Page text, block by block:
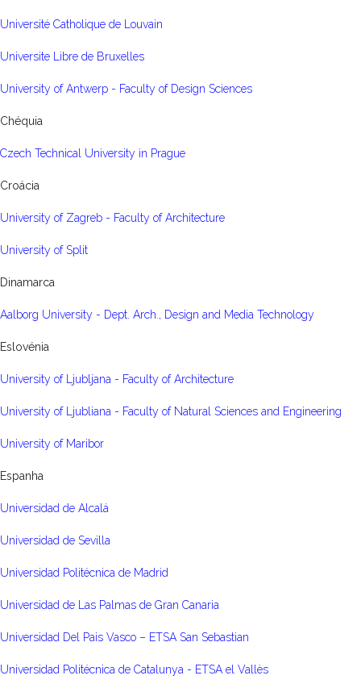
Université Catholique de Louvain
Universite Libre de Bruxelles
University of Antwerp - Faculty of Design Sciences
Chéquia
Czech Technical University in Prague
Croácia
University of Zagreb - Faculty of Architecture
University of Split
Dinamarca
Aalborg University - Dept. Arch., Design and Media Technology
Eslovénia
University of Ljubljana - Faculty of Architecture
University of Ljubliana - Faculty of Natural Sciences and Engineering
University of Maribor
Espanha
Universidad de Alcalá
Universidad de Sevilla
Universidad Politécnica de Madrid
Universidad de Las Palmas de Gran Canaria
Universidad Del Pais Vasco – ETSA San Sebastian
Universidad Politécnica de Catalunya - ETSA el Vallès